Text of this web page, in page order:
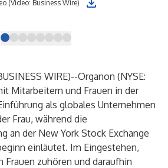
(Video: Business Wire)
WIRE)--Organon (NYSE:
Mitarbeitern und Frauen in der
als globales Unternehmen
Frau, während die
an der New York Stock Exchange
einläutet. Im Eingestehen,
Frauen zuhören und daraufhin